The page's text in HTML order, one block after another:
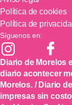
Política de cookies
Política de
Síguenos en:
Diario de Morelos
diario acontecer
Morelos. / Diario
impresas sin